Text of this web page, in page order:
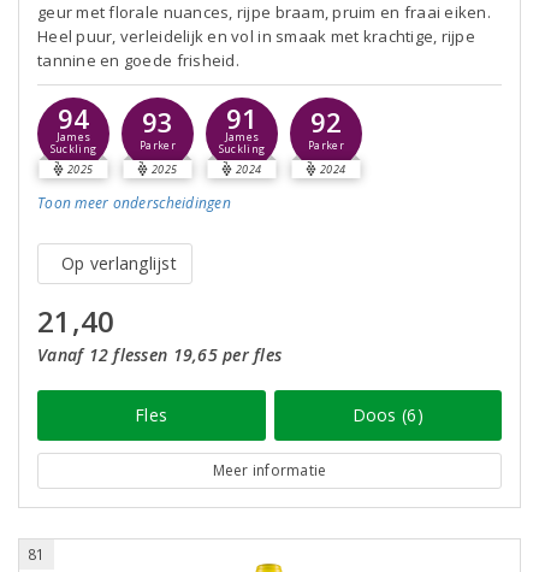
geur met florale nuances, rijpe braam, pruim en fraai eiken.
Heel puur, verleidelijk en vol in smaak met krachtige, rijpe
tannine en goede frisheid.
94
James
Suckling
2025
93
Parker
2025
91
James
Suckling
2024
92
Parker
2024
Toon meer onderscheidingen
Op verlanglijst
21,40
Vanaf 12 flessen 19,65 per fles
Fles Doos (6)
Meer informatie
81